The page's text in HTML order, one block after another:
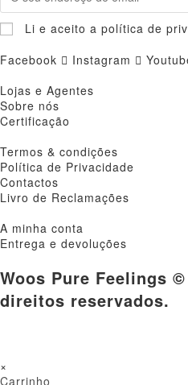
Li e aceito a política de
Facebook
Instagram
Lojas e Agentes
Sobre nós
Certificação
Termos & condições
Política de Privacidade
Contactos
Livro de Reclamações
A minha conta
Entrega e devoluções
Woos Pure Feelings
direitos reservados.
×
Carrinho